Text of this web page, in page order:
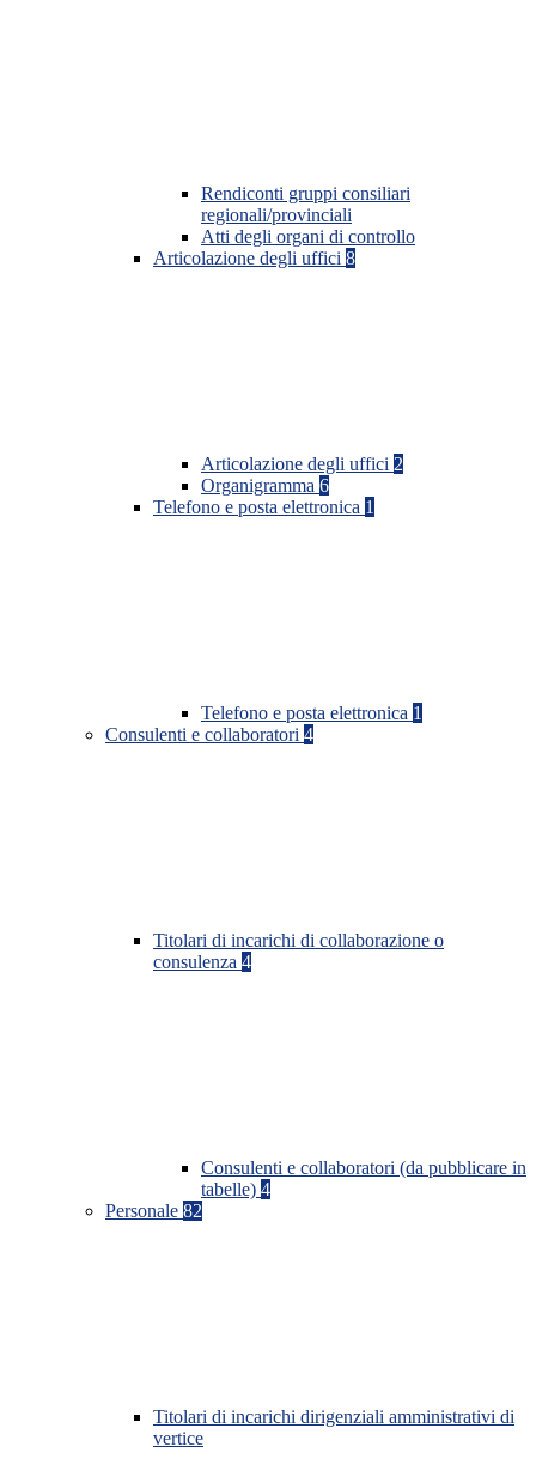
Rendiconti gruppi consiliari
regionali/provinciali
Atti degli organi di controllo
Articolazione degli uffici 8
Articolazione degli uffici 2
Organigramma 6
Telefono e posta elettronica 1
Telefono e posta elettronica 1
Consulenti e collaboratori 4
Titolari di incarichi di collaborazione o
consulenza 4
Consulenti e collaboratori (da pubblicare in
tabelle) 4
Personale 82
Titolari di incarichi dirigenziali amministrativi di
vertice